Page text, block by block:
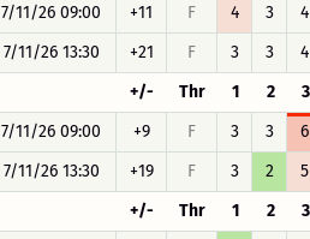
7/11/26 09:00 +11 F 4 3 4
7/11/26 13:30
+21 F 3 3 4
+/- Thr 1 2 3
7/11/26 09:00 +9 F 3 3 6
7/11/26 13:30
+19 F 3 2 5
+/- Thr 1 2 3